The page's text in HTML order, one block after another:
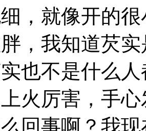
，就像开的
，我知道芡
也不是什么
火厉害，手
回事啊？我